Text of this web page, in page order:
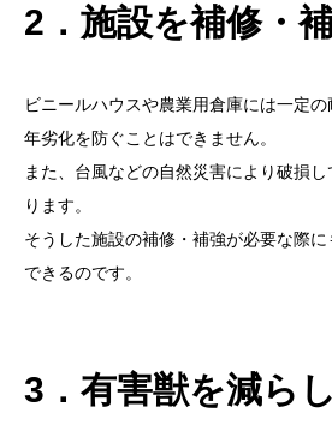
2．施設を補修・
ビニールハウスや農業用倉庫には一定
年劣化を防ぐことはできません。
また、台風などの自然災害により破損
ります。
そうした施設の補修・補強が必要な際
できるのです。
3．有害獣を減ら